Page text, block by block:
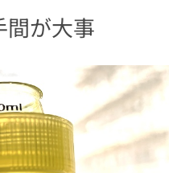
間が大事